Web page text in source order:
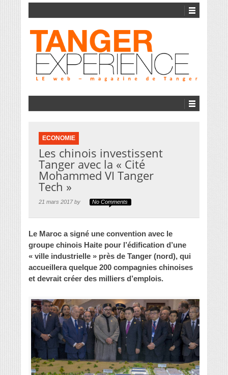
ECONOMIE
Les chinois investissent
Tanger avec la « Cité
Mohammed VI Tanger
Tech »
21 mars 2017 by No Comments
Le Maroc a signé une convention avec le
groupe chinois Haite pour l’édification d’une
« ville industrielle » près de Tanger (nord), qui
accueillera quelque 200 compagnies chinoises
et devrait créer des milliers d’emplois.